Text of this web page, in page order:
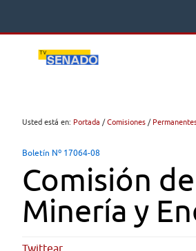
Usted está en: Portada /Comisiones /
Boletín Nº 17064-08
Comisión de
Minería y
Twittear